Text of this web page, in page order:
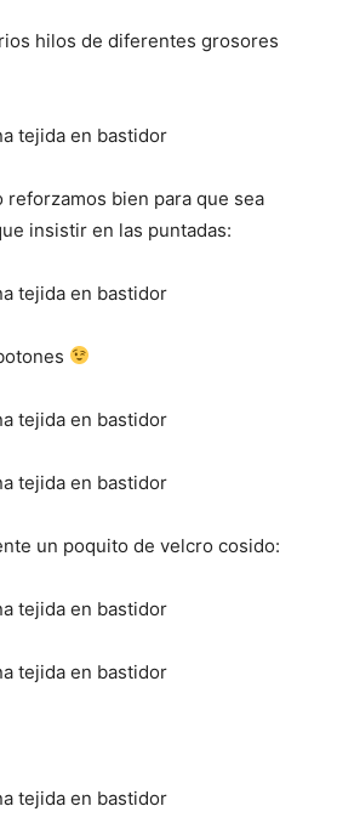
hilos de diferentes grosores
reforzamos bien para que sea
insistir en las puntadas:
un poquito de velcro cosido: